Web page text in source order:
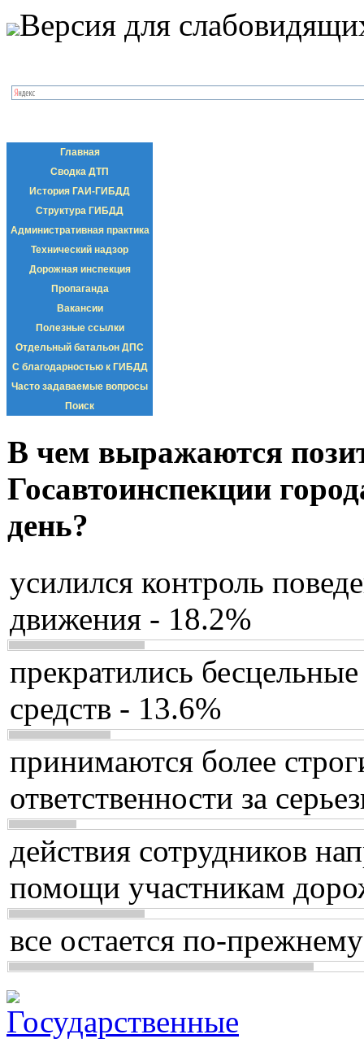
Версия для
Главная
Сводка ДТП
История ГАИ-ГИБДД
Структура ГИБДД
Административная практика
Технический надзор
Дорожная инспекция
Пропаганда
Вакансии
Полезные ссылки
Отдельный батальон ДПС
С благодарностью к ГИБДД
Часто задаваемые вопросы
Поиск
В чем выражаются
Госавтоинспекции
день?
усилился контроль
движения - 18.2%
прекратились
средств - 13.6%
принимаются более
ответственности за
действия сотрудников
помощи участникам
все остается по-